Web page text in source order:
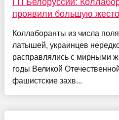
ГП Белоруссии:
проявили большую
Коллаборанты из числа
латышей, украинцев
расправлялись с мирными
годы Великой
фашистские захв...